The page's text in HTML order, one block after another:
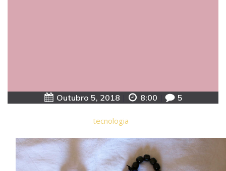
Outubro 5, 2018 8:00 5
tecnologia